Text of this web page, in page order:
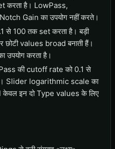
करता है। LowPass,
Gain का उपयोग नहीं करते।
से 100 तक set करता है। बड़ी
values broad बनाती हैं।
करता है।
की cutoff rate को 0.1 से
Slider logarithmic scale का
केवल इन दो Type values के लिए